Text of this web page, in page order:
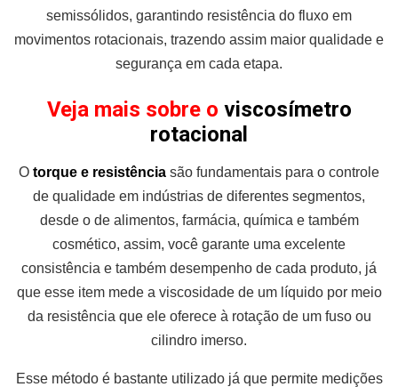
semissólidos, garantindo resistência do fluxo em
movimentos rotacionais, trazendo assim maior qualidade e
segurança em cada etapa.
Veja mais sobre o viscosímetro
rotacional
O torque e resistência são fundamentais para o controle
de qualidade em indústrias de diferentes segmentos,
desde o de alimentos, farmácia, química e também
cosmético, assim, você garante uma excelente
consistência e também desempenho de cada produto, já
que esse item mede a viscosidade de um líquido por meio
da resistência que ele oferece à rotação de um fuso ou
cilindro imerso.
Esse método é bastante utilizado já que permite medições